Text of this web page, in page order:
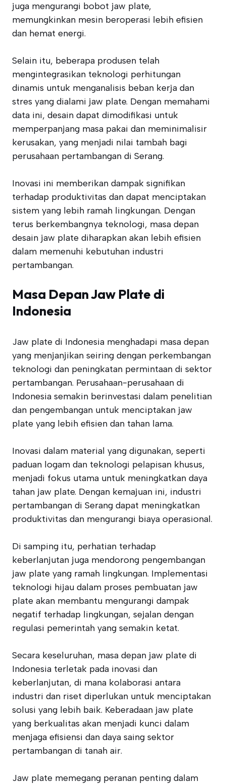
juga mengurangi bobot jaw plate,
memungkinkan mesin beroperasi lebih efisien
dan hemat energi.
Selain itu, beberapa produsen telah
mengintegrasikan teknologi perhitungan
dinamis untuk menganalisis beban kerja dan
stres yang dialami jaw plate. Dengan memahami
data ini, desain dapat dimodifikasi untuk
memperpanjang masa pakai dan meminimalisir
kerusakan, yang menjadi nilai tambah bagi
perusahaan pertambangan di Serang.
Inovasi ini memberikan dampak signifikan
terhadap produktivitas dan dapat menciptakan
sistem yang lebih ramah lingkungan. Dengan
terus berkembangnya teknologi, masa depan
desain jaw plate diharapkan akan lebih efisien
dalam memenuhi kebutuhan industri
pertambangan.
Masa Depan Jaw Plate di
Indonesia
Jaw plate di Indonesia menghadapi masa depan
yang menjanjikan seiring dengan perkembangan
teknologi dan peningkatan permintaan di sektor
pertambangan. Perusahaan-perusahaan di
Indonesia semakin berinvestasi dalam penelitian
dan pengembangan untuk menciptakan jaw
plate yang lebih efisien dan tahan lama.
Inovasi dalam material yang digunakan, seperti
paduan logam dan teknologi pelapisan khusus,
menjadi fokus utama untuk meningkatkan daya
tahan jaw plate. Dengan kemajuan ini, industri
pertambangan di Serang dapat meningkatkan
produktivitas dan mengurangi biaya operasional.
Di samping itu, perhatian terhadap
keberlanjutan juga mendorong pengembangan
jaw plate yang ramah lingkungan. Implementasi
teknologi hijau dalam proses pembuatan jaw
plate akan membantu mengurangi dampak
negatif terhadap lingkungan, sejalan dengan
regulasi pemerintah yang semakin ketat.
Secara keseluruhan, masa depan jaw plate di
Indonesia terletak pada inovasi dan
keberlanjutan, di mana kolaborasi antara
industri dan riset diperlukan untuk menciptakan
solusi yang lebih baik. Keberadaan jaw plate
yang berkualitas akan menjadi kunci dalam
menjaga efisiensi dan daya saing sektor
pertambangan di tanah air.
Jaw plate memegang peranan penting dalam